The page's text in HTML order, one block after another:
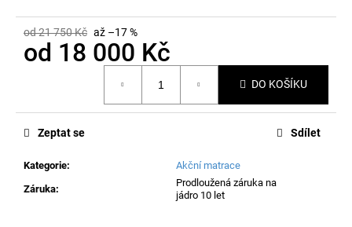
od 21 750 Kč až –17 %
od 18 000 Kč
DO KOŠÍKU
Kategorie:
Akční matrace
Záruka:
Prodloužená záruka na
jádro 10 let
Zeptat se Sdílet